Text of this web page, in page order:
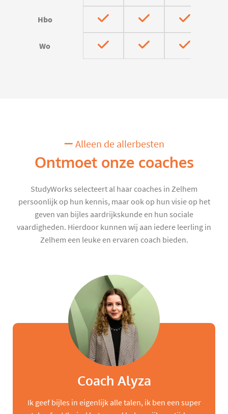
Hbo
Wo
Alleen de allerbesten
Ontmoet onze coaches
StudyWorks selecteert al haar coaches in Zelhem
persoonlijk op hun kennis, maar ook op hun visie op het
geven van bijles aardrijkskunde en hun sociale
vaardigheden. Hierdoor kunnen wij aan iedere leerling in
Zelhem een leuke en ervaren coach bieden.
Coach Alyza
Ik geef bijles in eigenlijk alle talen, ik ben een super